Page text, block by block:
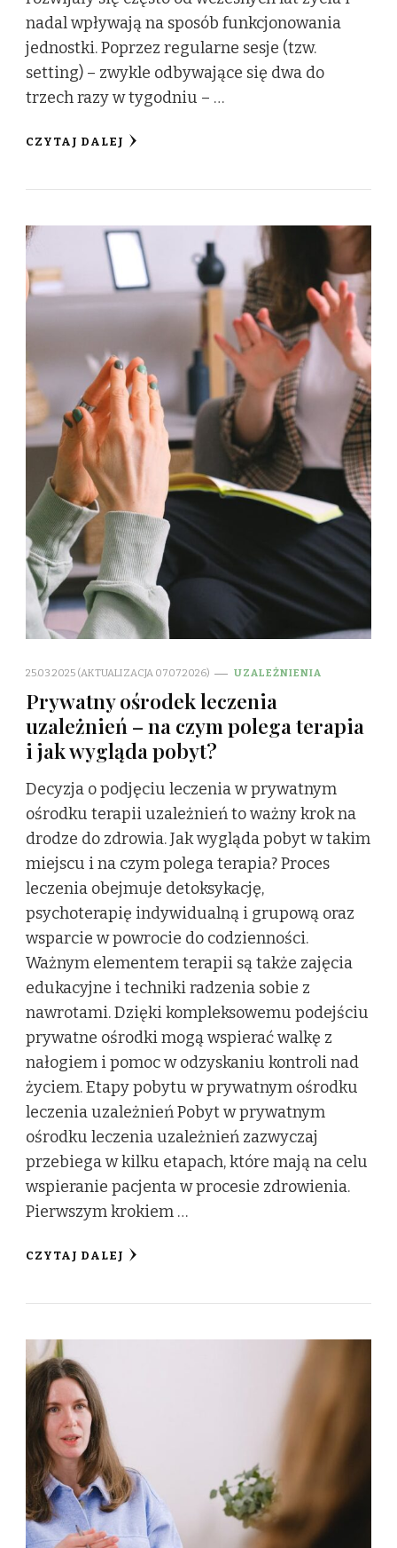
nadal wpływają na sposób funkcjonowania
jednostki. Poprzez regularne sesje (tzw.
setting) – zwykle odbywające się dwa do
trzech razy w tygodniu – …
CZYTAJ DALEJ
25.03.2025 (AKTUALIZACJA 07.07.2026) UZALEŻNIENIA
Prywatny ośrodek leczenia
uzależnień – na czym polega terapia
i jak wygląda pobyt?
Decyzja o podjęciu leczenia w prywatnym
ośrodku terapii uzależnień to ważny krok na
drodze do zdrowia. Jak wygląda pobyt w takim
miejscu i na czym polega terapia? Proces
leczenia obejmuje detoksykację,
psychoterapię indywidualną i grupową oraz
wsparcie w powrocie do codzienności.
Ważnym elementem terapii są także zajęcia
edukacyjne i techniki radzenia sobie z
nawrotami. Dzięki kompleksowemu podejściu
prywatne ośrodki mogą wspierać walkę z
nałogiem i pomoc w odzyskaniu kontroli nad
życiem. Etapy pobytu w prywatnym ośrodku
leczenia uzależnień Pobyt w prywatnym
ośrodku leczenia uzależnień zazwyczaj
przebiega w kilku etapach, które mają na celu
wspieranie pacjenta w procesie zdrowienia.
Pierwszym krokiem …
CZYTAJ DALEJ